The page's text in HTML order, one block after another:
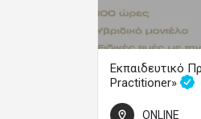
Εκπαιδευτικό
Practitioner»
ONLINE